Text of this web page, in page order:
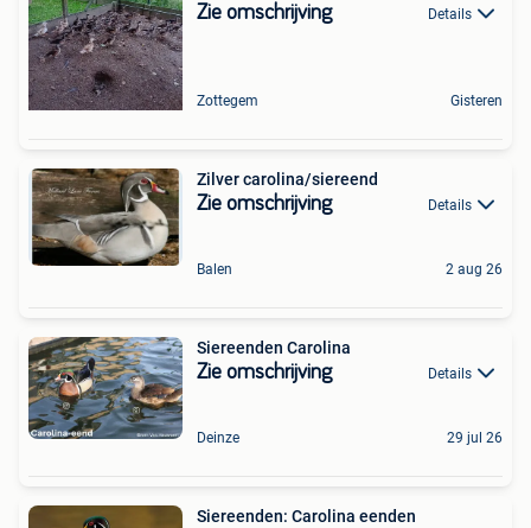
Zie omschrijving Details
Zottegem Gisteren
Zilver carolina/siereend
Zie omschrijving Details
Balen 2 aug 26
Siereenden Carolina
Zie omschrijving Details
Deinze 29 jul 26
Siereenden: Carolina eenden